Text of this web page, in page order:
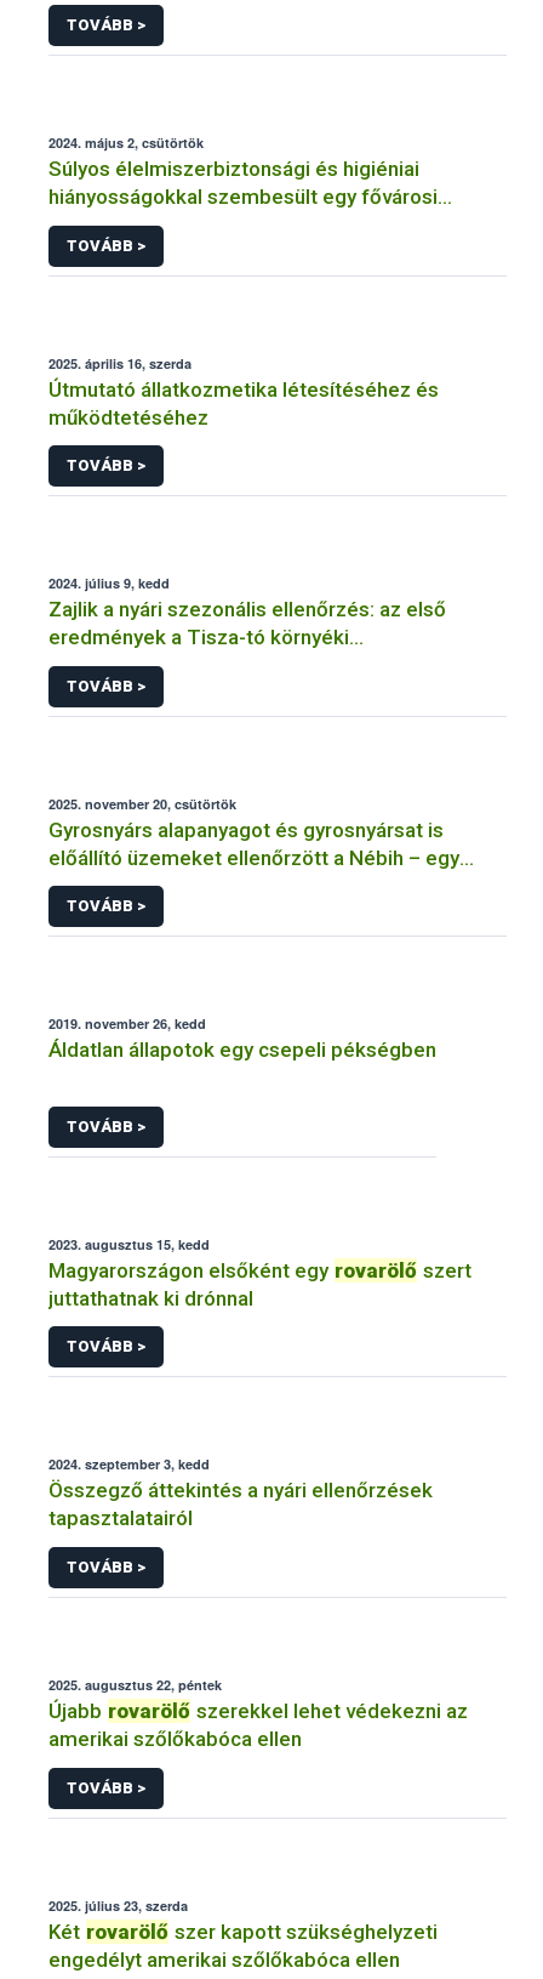
TOVÁBB >
2024. május 2, csütörtök
Súlyos élelmiszerbiztonsági és higiéniai
hiányosságokkal szembesült egy fővárosi
vendéglátóhelyen a Nébih
TOVÁBB >
2025. április 16, szerda
Útmutató állatkozmetika létesítéséhez és
működtetéséhez
TOVÁBB >
2024. július 9, kedd
Zajlik a nyári szezonális ellenőrzés: az első
eredmények a Tisza-tó környéki
vendéglátóhelyekről érkeztek
TOVÁBB >
2025. november 20, csütörtök
Gyrosnyárs alapanyagot és gyrosnyársat is
előállító üzemeket ellenőrzött a Nébih – egy
üzem működését azonnal felfüggesztették
TOVÁBB >
2019. november 26, kedd
Áldatlan állapotok egy csepeli pékségben
TOVÁBB >
2023. augusztus 15, kedd
Magyarországon elsőként egy rovarölő szert
juttathatnak ki drónnal
TOVÁBB >
2024. szeptember 3, kedd
Összegző áttekintés a nyári ellenőrzések
tapasztalatairól
TOVÁBB >
2025. augusztus 22, péntek
Újabb rovarölő szerekkel lehet védekezni az
amerikai szőlőkabóca ellen
TOVÁBB >
2025. július 23, szerda
Két rovarölő szer kapott szükséghelyzeti
engedélyt amerikai szőlőkabóca ellen